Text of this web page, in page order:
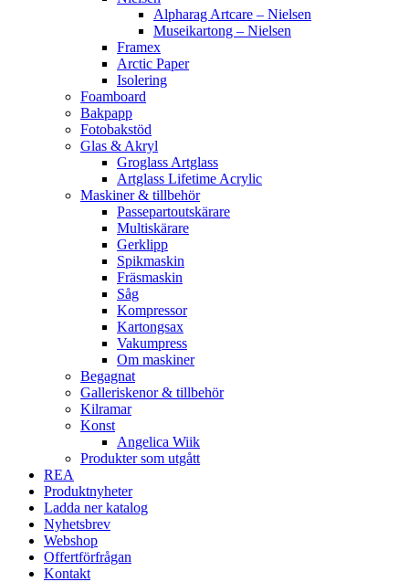
Alpharag Artcare – Nielsen
Museikartong – Nielsen
Framex
Arctic Paper
Isolering
Foamboard
Bakpapp
Fotobakstöd
Glas & Akryl
Groglass Artglass
Artglass Lifetime Acrylic
Maskiner & tillbehör
Passepartoutskärare
Multiskärare
Gerklipp
Spikmaskin
Fräsmaskin
Såg
Kompressor
Kartongsax
Vakumpress
Om maskiner
Begagnat
Galleriskenor & tillbehör
Kilramar
Konst
Angelica Wiik
Produkter som utgått
REA
Produktnyheter
Ladda ner katalog
Nyhetsbrev
Webshop
Offertförfrågan
Kontakt